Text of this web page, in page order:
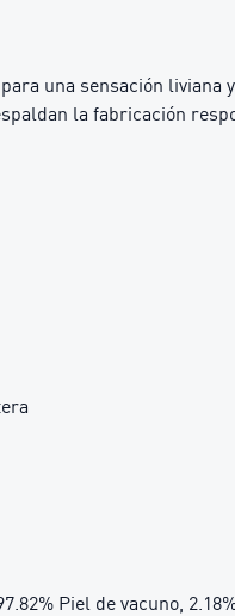
una sensación liviana
la fabricación
Piel de vacuno,